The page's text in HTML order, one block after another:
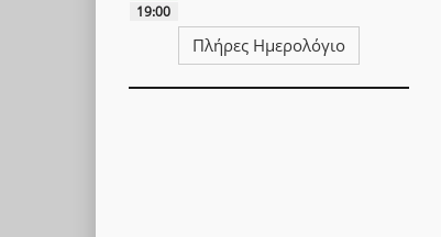
19:00
Πλήρες Ημερολόγιο